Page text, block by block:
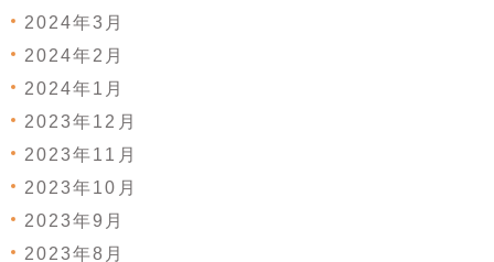
2024年3月
2024年2月
2024年1月
2023年12月
2023年11月
2023年10月
2023年9月
2023年8月